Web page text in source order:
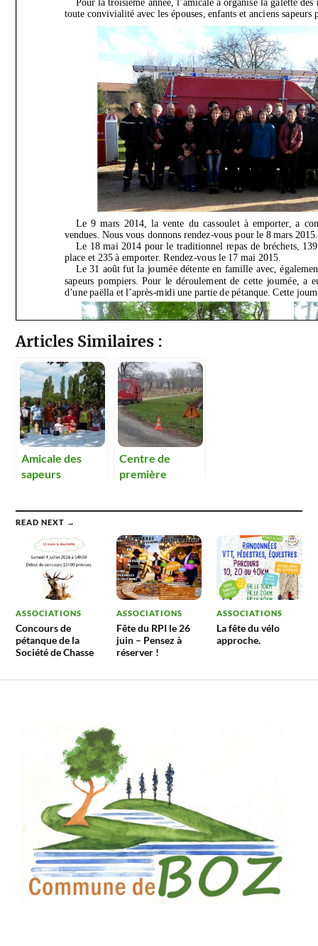
Articles Similaires :
Amicale des
sapeurs
Centre de
première
READ NEXT →
ASSOCIATIONS
Concours de
pétanque de la
Société de Chasse
ASSOCIATIONS
Fête du RPI le 26
juin – Pensez à
réserver !
ASSOCIATIONS
La fête du vélo
approche.